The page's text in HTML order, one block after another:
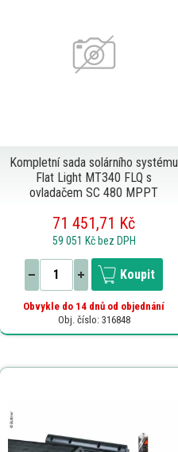
Kompletní sada solárního systému
Flat Light MT340 FLQ s
ovladačem SC 480 MPPT
71 451,71 Kč
59 051 Kč bez DPH
Koupit
Obvykle do 14 dnů od objednání
Obj. číslo: 316848